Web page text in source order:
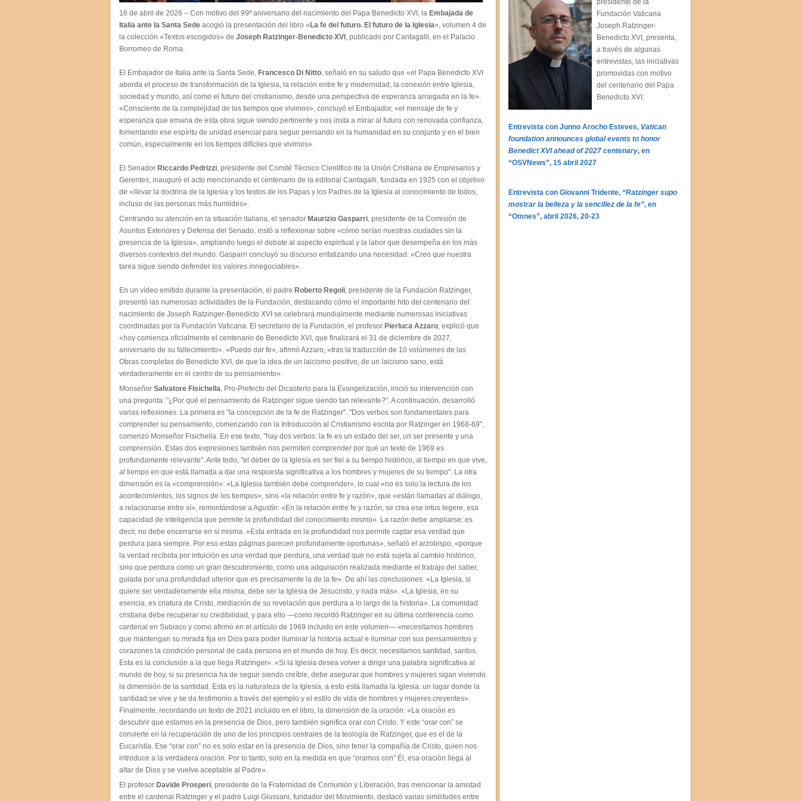
16 de abril de 2026 – Con motivo del 99º aniversario del nacimiento del Papa Benedicto XVI, la Embajada de
Italia ante la Santa Sede acogió la presentación del libro « La fe del futuro. El futuro de la Iglesia», volumen 4 de
la colección «Textos escogidos» de Joseph Ratzinger-Benedicto XVI , publicado por Cantagalli, en el Palacio
Borromeo de Roma.
El Embajador de Italia ante la Santa Sede, Francesco Di Nitto, señaló en su saludo que «el Papa Benedicto XVI
aborda el proceso de transformación de la Iglesia, la relación entre fe y modernidad, la conexión entre Iglesia,
sociedad y mundo, así como el futuro del cristianismo, desde una perspectiva de esperanza arraigada en la fe».
«Consciente de la complejidad de los tiempos que vivimos», concluyó el Embajador, «el mensaje de fe y
esperanza que emana de esta obra sigue siendo pertinente y nos insta a mirar al futuro con renovada confianza,
fomentando ese espíritu de unidad esencial para seguir pensando en la humanidad en su conjunto y en el bien
común, especialmente en los tiempos difíciles que vivimos».
El Senador Riccardo Pedrizzi, presidente del Comité Técnico Científico de la Unión Cristiana de Empresarios y
Gerentes, inauguró el acto mencionando el centenario de la editorial Cantagalli, fundada en 1925 con el objetivo
de «llevar la doctrina de la Iglesia y los textos de los Papas y los Padres de la Iglesia al conocimiento de todos,
incluso de las personas más humildes».
Centrando su atención en la situación italiana, el senador Maurizio Gasparri, presidente de la Comisión de
Asuntos Exteriores y Defensa del Senado, instó a reflexionar sobre «cómo serían nuestras ciudades sin la
presencia de la Iglesia», ampliando luego el debate al aspecto espiritual y la labor que desempeña en los más
diversos contextos del mundo. Gasparri concluyó su discurso enfatizando una necesidad: «Creo que nuestra
tarea sigue siendo defender los valores innegociables».
En un vídeo emitido durante la presentación, el padre Roberto Regoli, presidente de la Fundación Ratzinger,
presentó las numerosas actividades de la Fundación, destacando cómo el importante hito del centenario del
nacimiento de Joseph Ratzinger-Benedicto XVI se celebrará mundialmente mediante numerosas iniciativas
coordinadas por la Fundación Vaticana. El secretario de la Fundación, el profesor Pierluca Azzaro, explicó que
«hoy comienza oficialmente el centenario de Benedicto XVI, que finalizará el 31 de diciembre de 2027,
aniversario de su fallecimiento». «Puedo dar fe», afirmó Azzaro, «tras la traducción de 10 volúmenes de las
Obras completas de Benedicto XVI, de que la idea de un laicismo positivo, de un laicismo sano, está
verdaderamente en el centro de su pensamiento».
Monseñor Salvatore Fisichella, Pro-Prefecto del Dicasterio para la Evangelización, inició su intervención con
una pregunta: "¿Por qué el pensamiento de Ratzinger sigue siendo tan relevante?". A continuación, desarrolló
varias reflexiones. La primera es "la concepción de la fe de Ratzinger". "Dos verbos son fundamentales para
comprender su pensamiento, comenzando con la Introducción al Cristianismo escrita por Ratzinger en 1968-69",
comenzó Monseñor Fisichella. En ese texto, "hay dos verbos: la fe es un estado del ser, un ser presente y una
comprensión. Estas dos expresiones también nos permiten comprender por qué un texto de 1969 es
profundamente relevante". Ante todo, "el deber de la Iglesia es ser fiel a su tiempo histórico, al tiempo en que vive,
al tiempo en que está llamada a dar una respuesta significativa a los hombres y mujeres de su tiempo". La otra
dimensión es la «comprensión»: «La Iglesia también debe comprender», lo cual «no es solo la lectura de los
acontecimientos, los signos de los tiempos», sino «la relación entre fe y razón», que «están llamadas al diálogo,
a relacionarse entre sí», remontándose a Agustín: «En la relación entre fe y razón, se crea ese intus legere, esa
capacidad de inteligencia que permite la profundidad del conocimiento mismo». La razón debe ampliarse; es
decir, no debe encerrarse en sí misma. «Esta entrada en la profundidad nos permite captar esa verdad que
perdura para siempre. Por eso estas páginas parecen profundamente oportunas», señaló el arzobispo, «porque
la verdad recibida por intuición es una verdad que perdura, una verdad que no está sujeta al cambio histórico,
sino que perdura como un gran descubrimiento, como una adquisición realizada mediante el trabajo del saber,
guiada por una profundidad ulterior que es precisamente la de la fe». De ahí las conclusiones: «La Iglesia, si
quiere ser verdaderamente ella misma, debe ser la Iglesia de Jesucristo, y nada más». «La Iglesia, en su
esencia, es criatura de Cristo, mediación de su revelación que perdura a lo largo de la historia». La comunidad
cristiana debe recuperar su credibilidad, y para ello —como recordó Ratzinger en su última conferencia como
cardenal en Subiaco y como afirmó en el artículo de 1969 incluido en este volumen— «necesitamos hombres
que mantengan su mirada fija en Dios para poder iluminar la historia actual e iluminar con sus pensamientos y
corazones la condición personal de cada persona en el mundo de hoy. Es decir, necesitamos santidad, santos.
Esta es la conclusión a la que llega Ratzinger». «Si la Iglesia desea volver a dirigir una palabra significativa al
mundo de hoy, si su presencia ha de seguir siendo creíble, debe asegurar que hombres y mujeres sigan viviendo
la dimensión de la santidad. Esta es la naturaleza de la Iglesia, a esto está llamada la Iglesia: un lugar donde la
santidad se vive y se da testimonio a través del ejemplo y el estilo de vida de hombres y mujeres creyentes».
Finalmente, recordando un texto de 2021 incluido en el libro, la dimensión de la oración: «La oración es
descubrir que estamos en la presencia de Dios, pero también significa orar con Cristo. Y este “orar con” se
convierte en la recuperación de uno de los principios centrales de la teología de Ratzinger, que es el de la
Eucaristía. Ese “orar con” no es solo estar en la presencia de Dios, sino tener la compañía de Cristo, quien nos
introduce a la verdadera oración. Por lo tanto, solo en la medida en que “oramos con” Él, esa oración llega al
altar de Dios y se vuelve aceptable al Padre».
El profesor Davide Prosperi, presidente de la Fraternidad de Comunión y Liberación, tras mencionar la amistad
entre el cardenal Ratzinger y el padre Luigi Giussani, fundador del Movimiento, destacó varias similitudes entre
presidente de la
Fundación Vaticana
Joseph Ratzinger-
Benedicto XVI, presenta,
a través de algunas
entrevistas, las iniciativas
promovidas con motivo
del centenario del Papa
Benedicto XVI:
Entrevista con Junno Arocho Esteves, Vatican
foundation announces global events to honor
Benedict XVI ahead of 2027 centenary, en
“OSVNews”, 15 abril 2027
Entrevista con Giovanni Tridente, “Ratzinger supo
mostrar la belleza y la sencillez de la fe”, en
“Omnes”, abril 2026, 20-23